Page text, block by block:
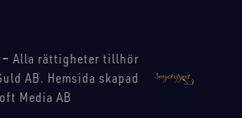
Alla rättigheter tillhör
AB. Hemsida skapad
Media AB